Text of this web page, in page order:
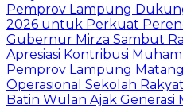
Pemprov Lampung
2026 untuk Perkuat
Gubernur Mirza Sambut
Apresiasi Kontribusi
Pemprov Lampung
Operasional Sekolah
Batin Wulan Ajak Generasi